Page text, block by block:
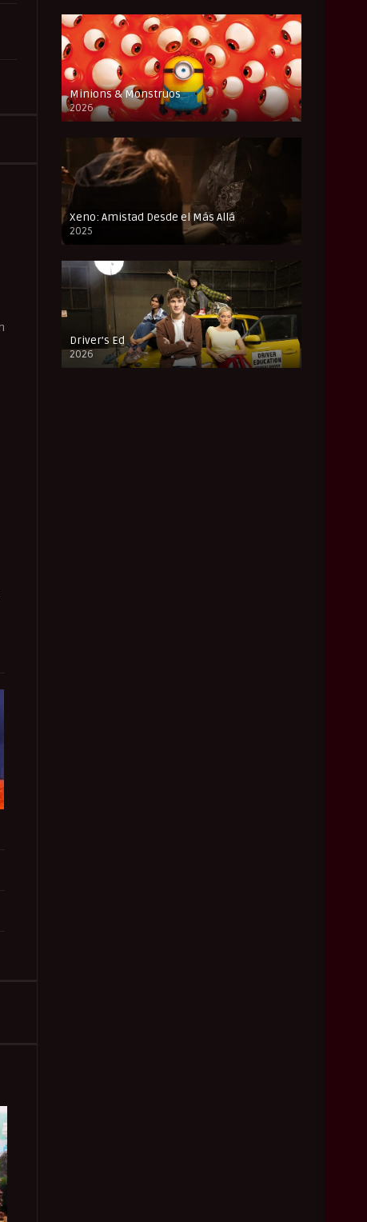
Minions & Monstruos
2026
CAM
Xeno: Amistad Desde el Más Allá
2025
FULL HD
Driver’s Ed
2026
FULL HD